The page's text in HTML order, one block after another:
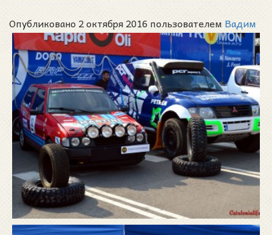
Опубликовано 2 октября 2016 пользователем Вадим